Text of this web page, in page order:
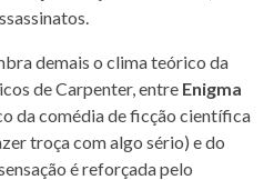
demais o clima teórico da
de Carpenter, entre Enigma
da comédia de ficção científica
troça com algo sério) e do
é reforçada pelo